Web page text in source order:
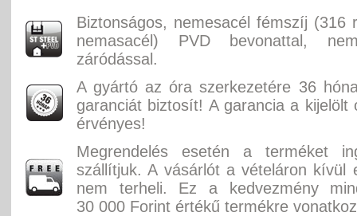
Biztonságos, nemesacél fémszíj (316
nemasacél) PVD bevonattal,
záródással.
A gyártó az óra szerkezetére 36
garanciát biztosít! A garancia a kijelölt
érvényes!
Megrendelés esetén a terméket
szállítjuk. A vásárlót a vételáron kívül
nem terheli. Ez a kedvezmény
30 000 Forint értékű termékre